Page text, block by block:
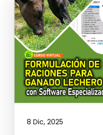
8 Dic, 2025